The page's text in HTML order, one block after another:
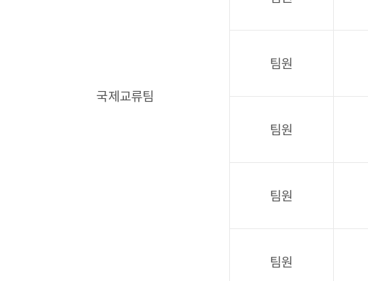
국제교류팀
팀원
팀원
팀원
팀원